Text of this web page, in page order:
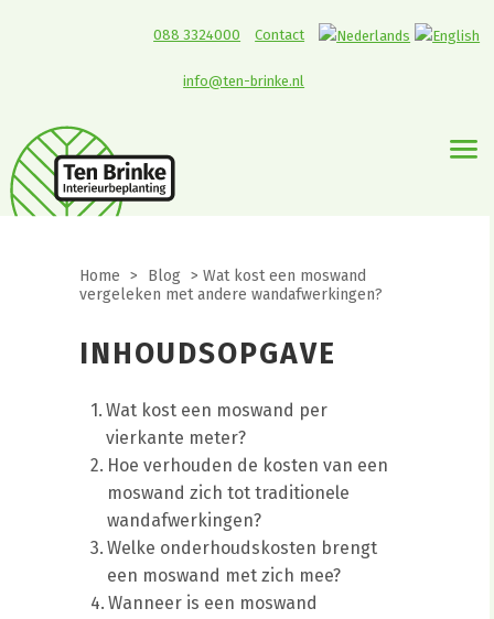
Contact
088 3324000
info@ten-brinke.nl
Home > Blog > Wat kost een moswand
vergeleken met andere wandafwerkingen?
INHOUDSOPGAVE
Wat kost een moswand per
vierkante meter?
Hoe verhouden de kosten van een
moswand zich tot traditionele
wandafwerkingen?
Welke onderhoudskosten brengt
een moswand met zich mee?
Wanneer is een moswand